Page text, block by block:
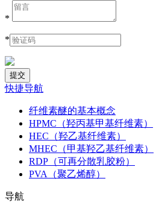
*
*
快捷导航
纤维素醚的基本概念
HPMC（羟丙基甲基纤维素）
HEC（羟乙基纤维素）
MHEC（甲基羟乙基纤维素）
RDP（可再分散乳胶粉）
PVA（聚乙烯醇）
导航